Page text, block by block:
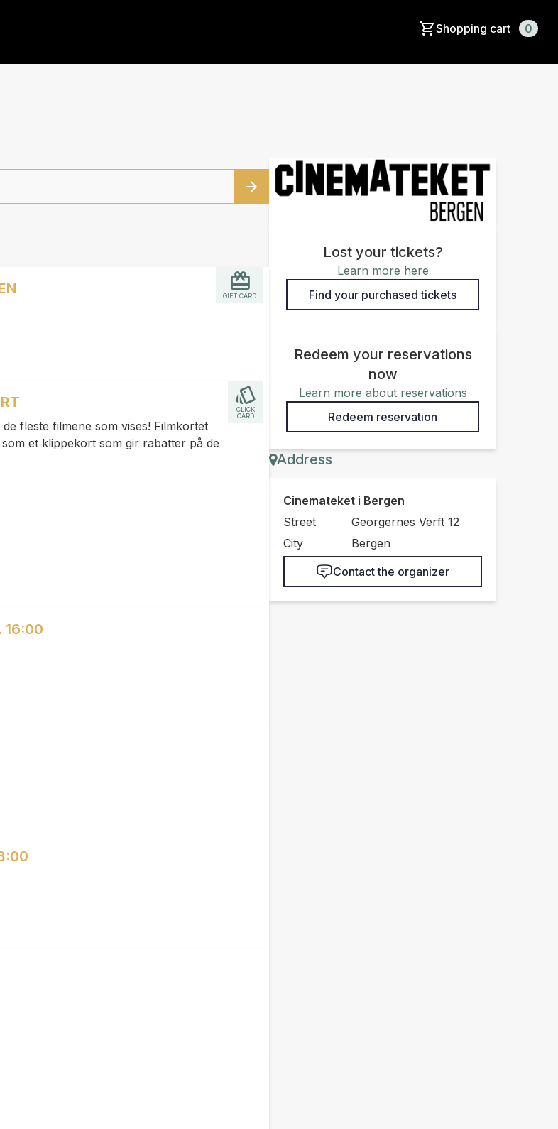
Shopping cart 0
GIFT CARD
fleste filmene som vises! Filmkortet
et klippekort som gir rabatter på de
CLICK
CARD
16:00
Lost your tickets?
Learn more here
Find your purchased tickets
Redeem your reservations
now
Learn more about reservations
Redeem reservation
Address
Cinemateket i Bergen
Street
Georgernes Verft 12
City
Bergen
Contact the organizer